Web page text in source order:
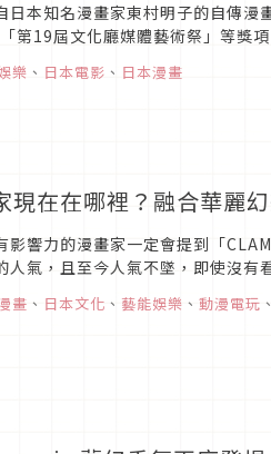
日本知名漫畫家東村明子的自傳
第19屆文化廳媒體藝術祭」等獎
樂 、 日本電影 、 日本漫畫
現在在哪裡？融合華麗
影響力的漫畫家一定會提到「
人氣，且至今人氣不墜，即使沒
年迎來了35週年的「CLAMP」，
畫 、 日本文化 、 藝能娛樂 、 動漫電玩 、